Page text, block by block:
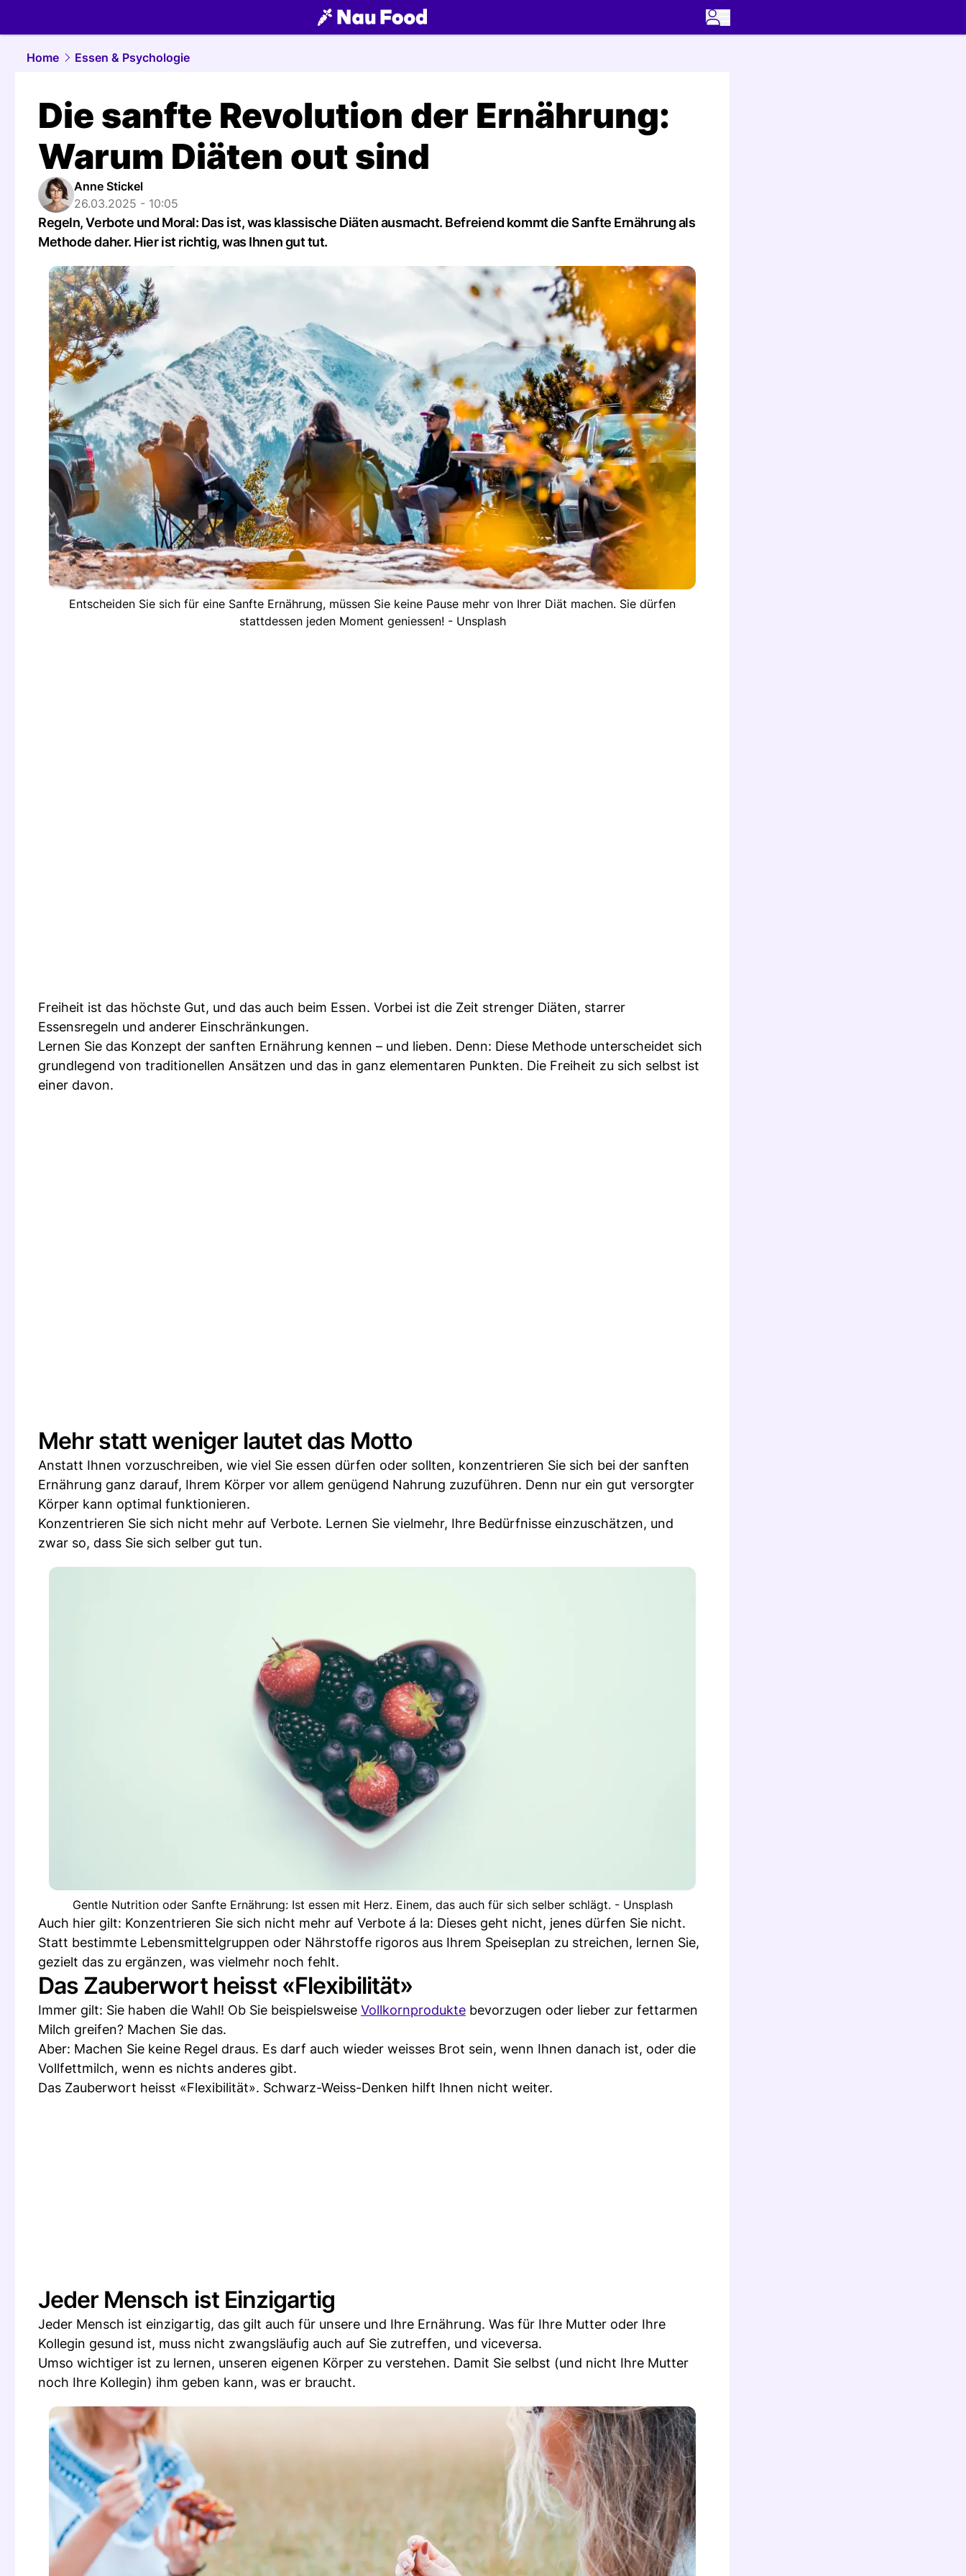
food.NAU.ch
Home
Essen & Psychologie
Die sanfte Revolution der Ernährung:
Warum Diäten out sind
Anne Stickel
26.03.2025 - 10:05
Regeln, Verbote und Moral: Das ist, was klassische Diäten ausmacht. Befreiend kommt die Sanfte Ernährung als
Methode daher. Hier ist richtig, was Ihnen gut tut.
Entscheiden Sie sich für eine Sanfte Ernährung, müssen Sie keine Pause mehr von Ihrer Diät machen. Sie dürfen
stattdessen jeden Moment geniessen! - Unsplash
Freiheit ist das höchste Gut, und das auch beim Essen. Vorbei ist die Zeit strenger Diäten, starrer
Essensregeln und anderer Einschränkungen.
Lernen Sie das Konzept der sanften Ernährung kennen – und lieben. Denn: Diese Methode unterscheidet sich
grundlegend von traditionellen Ansätzen und das in ganz elementaren Punkten. Die Freiheit zu sich selbst ist
einer davon.
Mehr statt weniger lautet das Motto
Anstatt Ihnen vorzuschreiben, wie viel Sie essen dürfen oder sollten, konzentrieren Sie sich bei der sanften
Ernährung ganz darauf, Ihrem Körper vor allem genügend Nahrung zuzuführen. Denn nur ein gut versorgter
Körper kann optimal funktionieren.
Konzentrieren Sie sich nicht mehr auf Verbote. Lernen Sie vielmehr, Ihre Bedürfnisse einzuschätzen, und
zwar so, dass Sie sich selber gut tun.
Gentle Nutrition oder Sanfte Ernährung: Ist essen mit Herz. Einem, das auch für sich selber schlägt. - Unsplash
Auch hier gilt: Konzentrieren Sie sich nicht mehr auf Verbote á la: Dieses geht nicht, jenes dürfen Sie nicht.
Statt bestimmte Lebensmittelgruppen oder Nährstoffe rigoros aus Ihrem Speiseplan zu streichen, lernen Sie,
gezielt das zu ergänzen, was vielmehr noch fehlt.
Das Zauberwort heisst «Flexibilität»
Immer gilt: Sie haben die Wahl! Ob Sie beispielsweise Vollkornprodukte bevorzugen oder lieber zur fettarmen
Milch greifen? Machen Sie das.
Aber: Machen Sie keine Regel draus. Es darf auch wieder weisses Brot sein, wenn Ihnen danach ist, oder die
Vollfettmilch, wenn es nichts anderes gibt.
Das Zauberwort heisst «Flexibilität». Schwarz-Weiss-Denken hilft Ihnen nicht weiter.
Jeder Mensch ist Einzigartig
Jeder Mensch ist einzigartig, das gilt auch für unsere und Ihre Ernährung. Was für Ihre Mutter oder Ihre
Kollegin gesund ist, muss nicht zwangsläufig auch auf Sie zutreffen, und viceversa.
Umso wichtiger ist zu lernen, unseren eigenen Körper zu verstehen. Damit Sie selbst (und nicht Ihre Mutter
noch Ihre Kollegin) ihm geben kann, was er braucht.